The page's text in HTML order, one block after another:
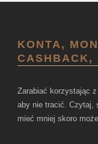
KONTA,
CASHBACK,
Zarabiać korzystając
aby nie tracić. Czytaj,
mieć mniej skoro